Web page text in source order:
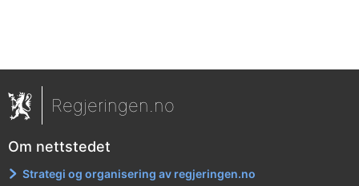
Regjeringen.no
Om nettstedet
Strategi og organisering av regjeringen.no